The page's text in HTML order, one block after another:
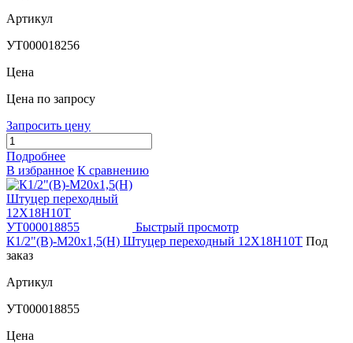
Артикул
УТ000018256
Цена
Цена по запросу
Запросить цену
Подробнее
В избранное К сравнению
Быстрый просмотр
К1/2"(В)-М20х1,5(Н) Штуцер переходный 12Х18Н10Т Под
заказ
Артикул
УТ000018855
Цена